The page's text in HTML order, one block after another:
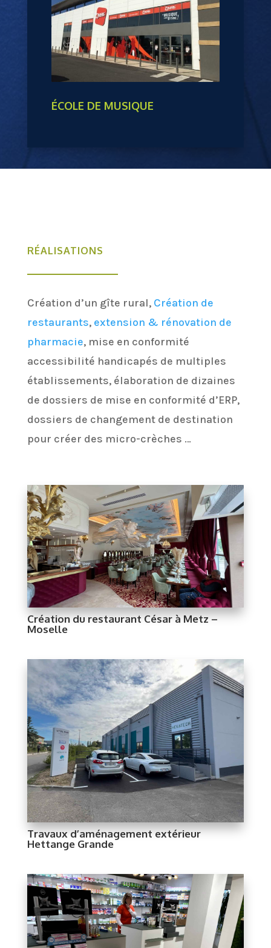
ÉCOLE DE MUSIQUE
RÉALISATIONS
Création d’un gîte rural, Création de
restaurants, extension & rénovation de
pharmacie, mise en conformité
accessibilité handicapés de multiples
établissements, élaboration de dizaines
de dossiers de mise en conformité d’ERP,
dossiers de changement de destination
pour créer des micro-crèches …
Création du restaurant César à Metz –
Moselle
Travaux d’aménagement extérieur
Hettange Grande